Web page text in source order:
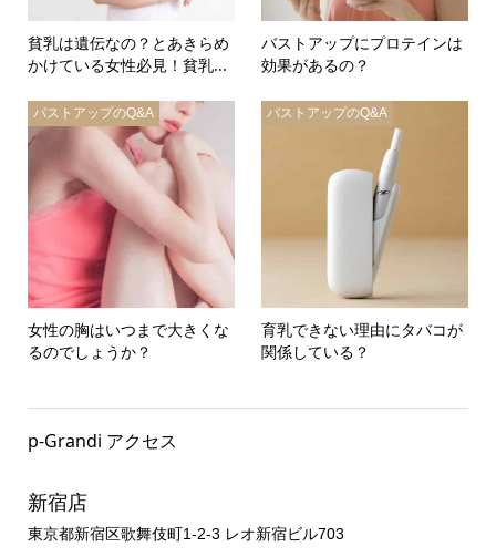
貧乳は遺伝なの？とあきらめ
かけている女性必見！貧乳...
バストアップにプロテインは
効果があるの？
バストアップのQ&A
女性の胸はいつまで大きくな
るのでしょうか？
バストアップのQ&A
育乳できない理由にタバコが
関係している？
p-Grandi アクセス
新宿店
東京都新宿区歌舞伎町1-2-3 レオ新宿ビル703